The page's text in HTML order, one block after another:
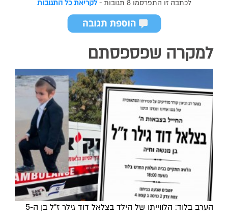
לכתבה זו התפרסמו 8 תגובות - לקריאת כל התגובות
למקרה שפספסתם
הערב בלוד: הלווייתו של הילד בצלאל דוד גילר ז"ל בן ה-5